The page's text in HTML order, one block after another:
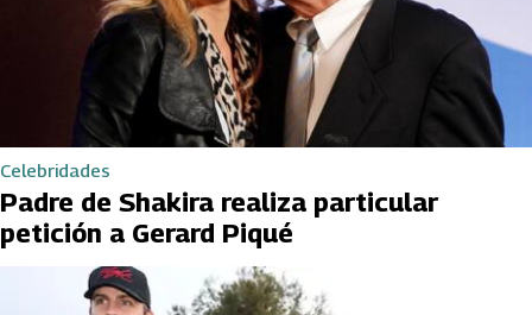
Celebridades
Padre de Shakira realiza particular
petición a Gerard Piqué